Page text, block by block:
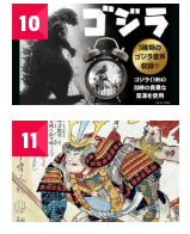
10
11